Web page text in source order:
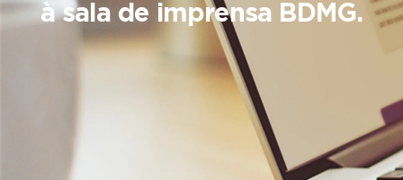
à sala de imprensa BDMG.